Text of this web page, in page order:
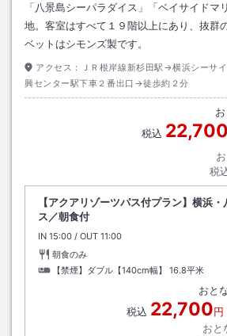
「八景島シーパラダイス」「ベイサイドマ
地。客室はすべて１９階以上にあり、抜群
ベットはシモンズ製です。
アクセス：
ＪＲ根岸線新杉田駅→横浜シーサ
興センター駅下車２番出口→徒歩約２分
税込 22,700
税
【アクアリゾーツパス付プラン】横浜
ス／朝食付
IN チェックイン
15:00 / OUT チェックアウト
11:00
朝食のみ
【禁煙】ダブル【140cm幅】
16.8平米
おと
税込 22,700円
おと